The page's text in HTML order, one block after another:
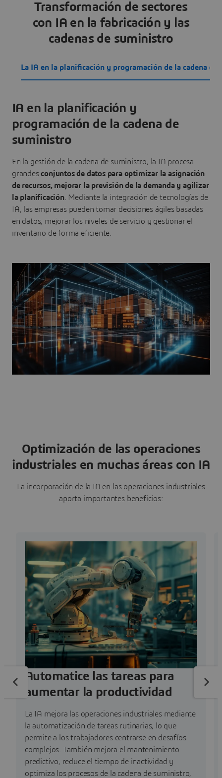
Transformación de sectores
con IA en la fabricación y las
cadenas de suministro
La IA en la planificación y programación de la cadena de
IA en la planificación y
programación de la cadena de
suministro
En la gestión de la cadena de suministro, la IA procesa
grandesconjuntos de datos para optimizar la asignación
de recursos, mejorar la previsión de la demanda y agilizar
la planificación. Mediante la integración de tecnologías de
IA, las empresas pueden tomar decisiones ágiles basadas
en datos, mejorar los niveles de servicio y gestionar el
inventario de forma eficiente.
Optimización de las operaciones
industriales en muchas áreas con IA
La incorporación de la IA en las operaciones industriales
aporta importantes beneficios:
Automatice las tareas para
aumentar la productividad
La IA mejora las operaciones industriales mediante
la automatización de tareas rutinarias, lo que
permite a los trabajadores centrarse en desafíos
complejos. También mejora el mantenimiento
predictivo, reduce el tiempo de inactividad y
optimiza los procesos de la cadena de suministro,